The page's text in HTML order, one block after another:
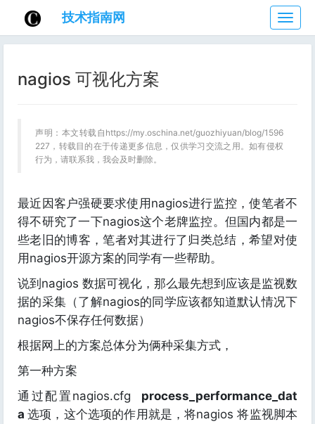
技
术
指
技术指南网
nagios 可视化方案
声明：本文转载自https://my.oschina.net/guozhiyuan/blog/1596
227，转载目的在于传递更多信息，仅供学习交流之用。如有侵权
行为，请联系我，我会及时删除。
最近因客户强硬要求使用nagios进行监控，使笔者不
得不研究了一下nagios这个老牌监控。但国内都是一
些老旧的博客，笔者对其进行了归类总结，希望对使
用nagios开源方案的同学有一些帮助。
说到nagios 数据可视化，那么最先想到应该是监视数
据的采集（了解nagios的同学应该都知道默认情况下
nagios不保存任何数据）
根据网上的方案总体分为俩种采集方式，
第一种方案
通过配置nagios.cfg process_performance_dat
a选项，这个选项的作用就是，将nagios 将监视脚本